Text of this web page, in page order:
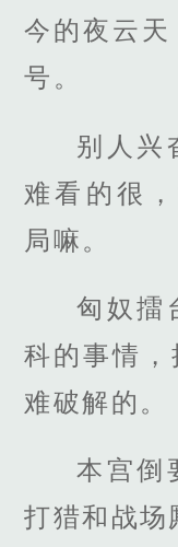
今的夜云天
号。
别人兴
难看的很
局嘛。
匈奴擂
科的事情
难破解的。
本宫倒
打猎和战场